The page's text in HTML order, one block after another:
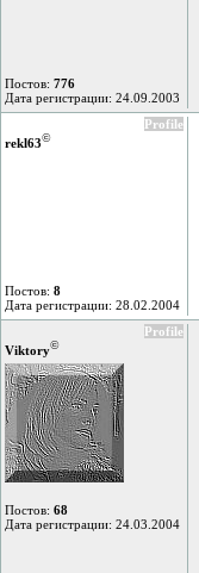
Постов: 776
Дата регистрации: 24.09.2003
Profile
rekl63©
Постов: 8
Дата регистрации: 28.02.2004
Profile
Viktory©
Постов: 68
Дата регистрации: 24.03.2004